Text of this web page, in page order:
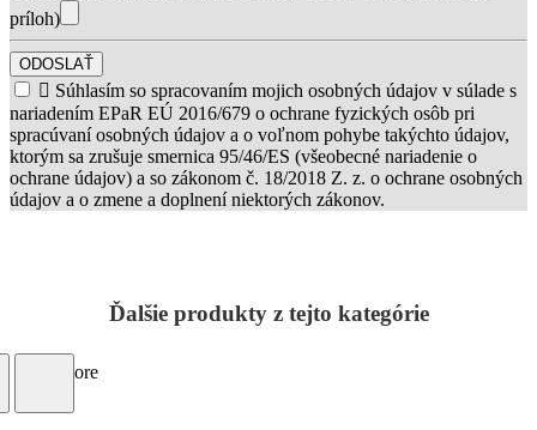
príloh)
ODOSLAŤ
 Súhlasím so spracovaním mojich osobných údajov v súlade s
nariadením EPaR EÚ 2016/679 o ochrane fyzických osôb pri
spracúvaní osobných údajov a o voľnom pohybe takýchto údajov,
ktorým sa zrušuje smernica 95/46/ES (všeobecné nariadenie o
ochrane údajov) a so zákonom č. 18/2018 Z. z. o ochrane osobných
údajov a o zmene a doplnení niektorých zákonov.
Ďalšie produkty z tejto kategórie
Load more